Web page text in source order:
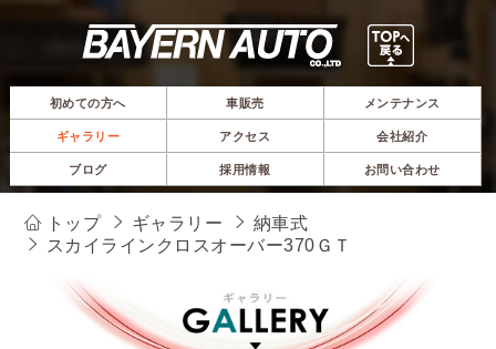
初めての方へ 車販売 メンテナンス
ギャラリー アクセス 会社紹介
ブログ 採用情報 お問い合わせ
トップ ギャラリー
納車式
スカイラインクロスオーバー370ＧＴ